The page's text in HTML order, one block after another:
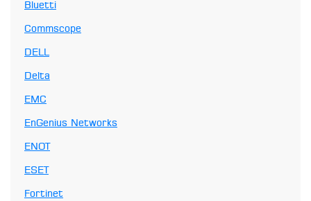
Bluetti
Commscope
DELL
Delta
EMC
EnGenius Networks
ENOT
ESET
Fortinet